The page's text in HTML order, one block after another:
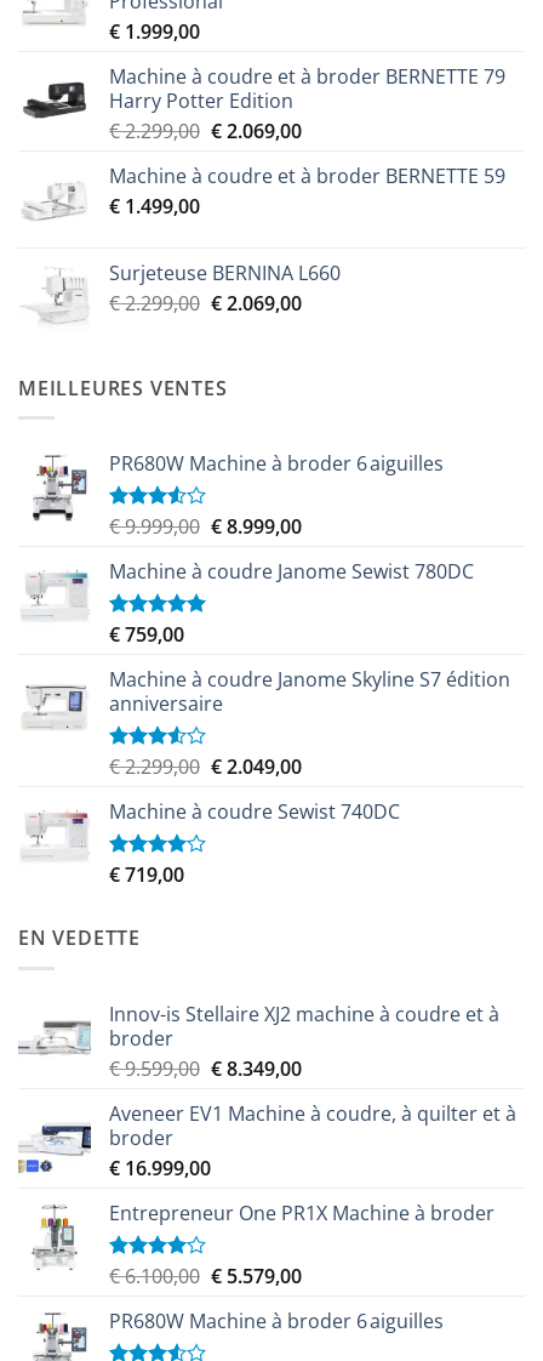
€ 1.999,00
Machine à coudre et à broder BERNETTE 79
Harry Potter Edition
€2.299,00 Le
initial
€2.069,00Le
actuel
Machine à coudre et à broder BERNETTE 59
€ 1.499,00
Surjeteuse BERNINA L660
€2.299,00 Le
était :
€ 2.299,00.
€2.069,00Le
MEILLEURES VENTES
PR680W Machine à broder 6 aiguilles
Note
5
€9.999,00 Le
initial
€8.999,00Le
actuel
Machine à coudre Janome Sewist 780DC
Note5.00
€759,00
Machine à coudre Janome Skyline S7 édition
anniversaire
Note
5
€2.299,00 Le
initial
€2.049,00Le
actuel
Machine à coudre Sewist 740DC
Note
€719,00
EN VEDETTE
Innov-is Stellaire XJ2 machine à coudre et à
broder
€9.599,00 Le
initial
€ 9.599,00.
€8.349,00Le
actuel
Aveneer EV1 Machine à coudre, à quilter et à
broder
€ 16.999,00
Entrepreneur One PR1X Machine à broder
Note
sur
5
€6.100,00 Le
initial
€5.579,00Le
actuel
PR680W Machine à broder 6 aiguilles